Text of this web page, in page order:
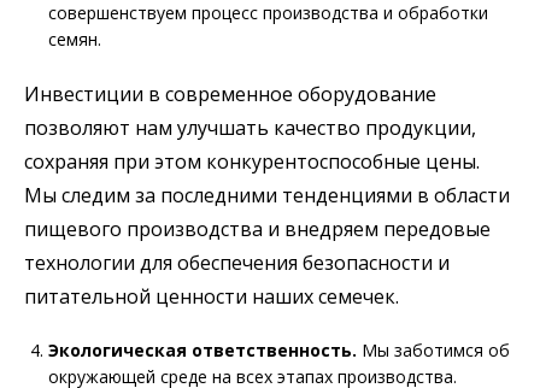
совершенствуем процесс производства и обработки
семян.
Инвестиции в современное оборудование
позволяют нам улучшать качество продукции,
сохраняя при этом конкурентоспособные цены.
Мы следим за последними тенденциями в области
пищевого производства и внедряем передовые
технологии для обеспечения безопасности и
питательной ценности наших семечек.
Экологическая ответственность. Мы заботимся об
окружающей среде на всех этапах производства.